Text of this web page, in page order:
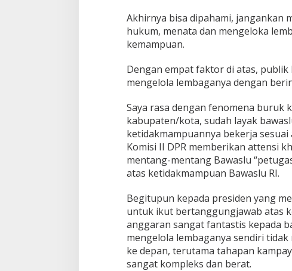
Akhirnya bisa dipahami, jangankan
hukum, menata dan mengeloka
kemampuan.
Dengan empat faktor di atas,
mengelola lembaganya dengan
Saya rasa dengan fenomena buruk
kabupaten/kota, sudah layak
ketidakmampuannya bekerja
Komisi II DPR memberikan attensi
mentang-mentang Bawaslu
atas ketidakmampuan Bawaslu RI.
Begitupun kepada presiden yang
untuk ikut bertanggungjawab atas
anggaran sangat fantastis kepada
mengelola lembaganya sendiri
ke depan, terutama tahapan
sangat kompleks dan berat.